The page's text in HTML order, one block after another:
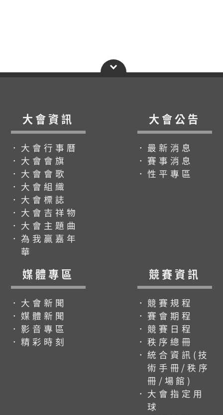
大會資訊
．大會行事曆
．大會會旗
．大會會歌
．大會組織
．大會標誌
．大會吉祥物
．大會主題曲
．為我贏嘉年
華
大會公告
．最新消息
．賽事消息
．性平專區
媒體專區
．大會新聞
．媒體新聞
．影音專區
．精彩時刻
競賽資訊
．競賽規程
．賽會期程
．競賽日程
．秩序總冊
．統合資訊(技
術手冊/秩序
冊/場館)
．大會指定用
球